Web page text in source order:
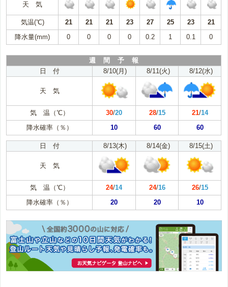
天 気
気温(℃) 21 21 21 23 27 25 23
21
降水量(mm)
0 0 0 0 0.2 1 0.1 0
週 間 予 報
日 付
8/10(月) 8/11(火) 8/12(水)
天 気
気 温（℃） 30/20 28/15 21/14
降水確率（％）
10 60 60
日 付 8/13(木) 8/14(金) 8/15(土)
天 気
気 温（℃） 24/14 24/16 26/15
降水確率（％）
20 20 10